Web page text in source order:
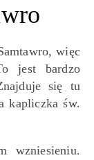
więc
jest bardzo
się tu
kapliczka św.
wzniesieniu.